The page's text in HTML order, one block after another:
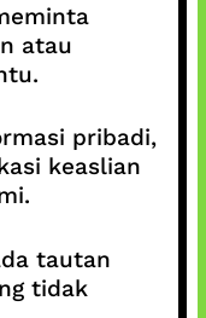
atau
pribadi,
keaslian
tautan
tidak